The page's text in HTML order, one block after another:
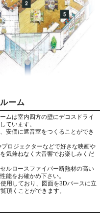
ーム
ムは室内四方の壁にデコスドライ
ています。
安価に遮音室をつくることができ
プロジェクターなどで好きな映画や
気兼ねなく大音響でお楽しみくだ
ルロースファイバー断熱材の高い
能をお確かめ下さい。
用しており、図面を3Dパースに立
頂くことができます。